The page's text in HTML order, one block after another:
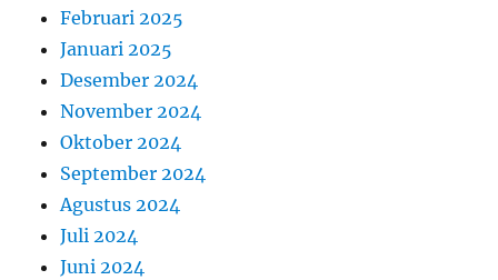
Februari 2025
Januari 2025
Desember 2024
November 2024
Oktober 2024
September 2024
Agustus 2024
Juli 2024
Juni 2024